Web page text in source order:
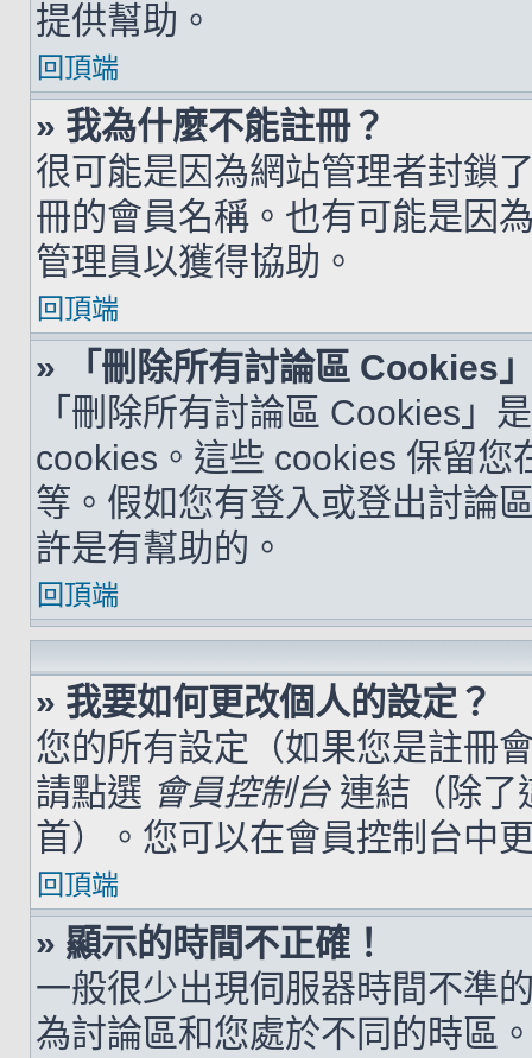
提供幫助。
回頂端
» 我為什麼不能註冊？
很可能是因為網站管理者封鎖
冊的會員名稱。也有可能是因
管理員以獲得協助。
回頂端
» 「刪除所有討論區 Cookies
「刪除所有討論區 Cookies」
cookies。這些 cookies 保留您
等。假如您有登入或登出討論
許是有幫助的。
回頂端
» 我要如何更改個人的設定？
您的所有設定（如果您是註冊
請點選 會員控制台連結（除了
首）。您可以在會員控制台中
回頂端
» 顯示的時間不正確！
一般很少出現伺服器時間不準
為討論區和您處於不同的時區